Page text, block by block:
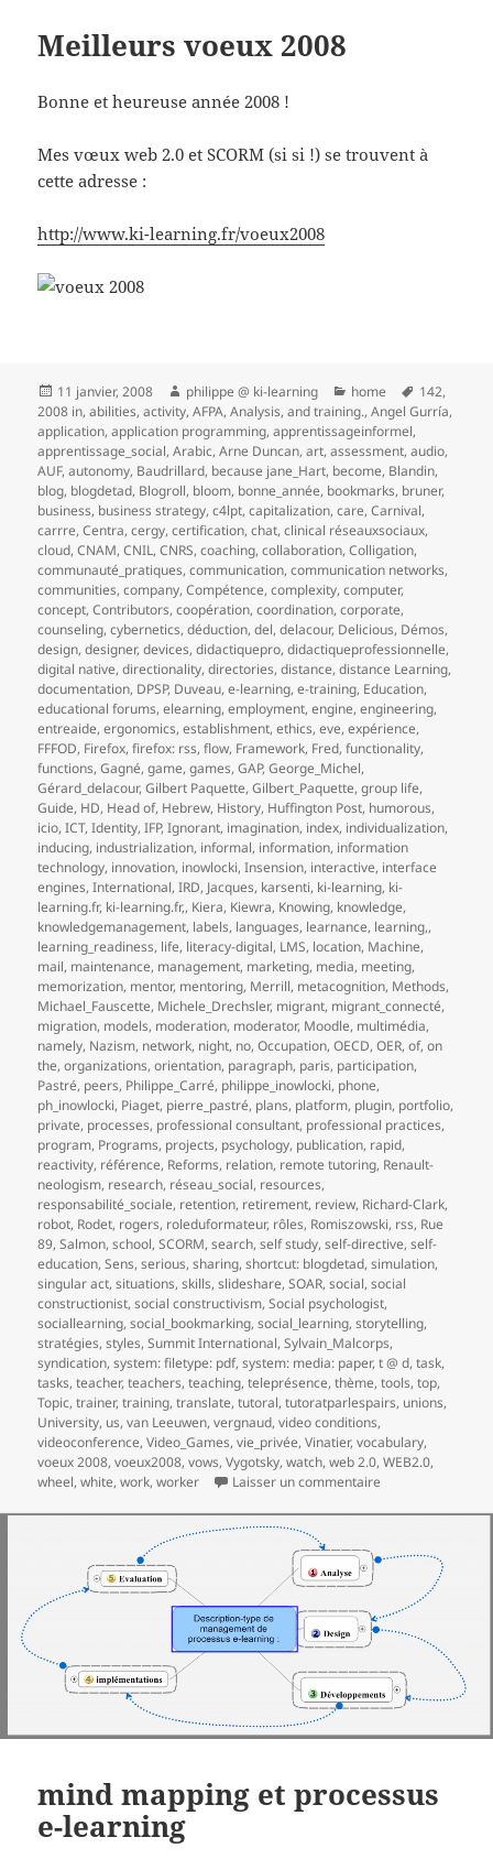
Meilleurs voeux 2008
Bonne et heureuse année 2008 !
Mes vœux web 2.0 et SCORM (si si !) se trouvent à
cette adresse :
http://www.ki-learning.fr/voeux2008
Publié
le
11 janvier, 2008 Auteur
philippe @ ki-learning Catégories
home
Mots-
clés
142,
2008 in,abilities,activity,AFPA,Analysis,and training.,Angel Gurría,
application,application programming,apprentissageinformel,
apprentissage_social,Arabic,Arne Duncan,art,assessment,audio,
AUF,autonomy, Baudrillard, because jane_Hart, become, Blandin,
blog, blogdetad, Blogroll, bloom, bonne_année, bookmarks, bruner,
business, business strategy,c4lpt,capitalization,care,Carnival,
carrre,Centra,cergy,certification,chat,clinical réseauxsociaux,
cloud,CNAM,CNIL,CNRS,coaching,collaboration,Colligation,
communauté_pratiques,communication,communication networks,
communities,company,Compétence,complexity,computer,
concept,Contributors,coopération,coordination,corporate,
counseling,cybernetics,déduction,del,delacour, Delicious, Démos,
design,designer,devices,didactiquepro,didactiqueprofessionnelle,
digital native,directionality,directories,distance,distance Learning,
documentation, DPSP, Duveau,e-learning,e-training, Education,
educational forums,elearning,employment,engine,engineering,
entreaide,ergonomics,establishment,ethics,eve,expérience,
FFFOD, Firefox,firefox: rss,flow, Framework, Fred,functionality,
functions,Gagné,game,games,GAP,George_Michel,
Gérard_delacour,Gilbert Paquette,Gilbert_Paquette,group life,
Guide, HD, Head of, Hebrew, History, Huffington Post, humorous,
icio,ICT,Identity,IFP,Ignorant, imagination, index, individualization,
inducing, industrialization, informal, information, information
technology, innovation, inowlocki,Insension, interactive, interface
engines,International,IRD, Jacques, karsenti, ki-learning, ki-
learning.fr, ki-learning.fr,, Kiera, Kiewra, Knowing, knowledge,
knowledgemanagement, labels, languages, learnance, learning,,
learning_readiness, life, literacy-digital, LMS, location, Machine,
mail, maintenance, management, marketing, media, meeting,
memorization, mentor, mentoring, Merrill, metacognition, Methods,
Michael_Fauscette, Michele_Drechsler, migrant, migrant_connecté,
migration, models, moderation, moderator, Moodle, multimédia,
namely, Nazism, network, night, no,Occupation,OECD,OER,of,on
the,organizations,orientation, paragraph, paris, participation,
Pastré, peers, Philippe_Carré, philippe_inowlocki, phone,
ph_inowlocki, Piaget, pierre_pastré, plans, platform, plugin, portfolio,
private, processes, professional consultant, professional practices,
program, Programs, projects, psychology, publication, rapid,
reactivity, référence, Reforms, relation, remote tutoring, Renault-
neologism, research, réseau_social, resources,
responsabilité_sociale, retention, retirement, review, Richard-Clark,
robot, Rodet, rogers, roleduformateur, rôles, Romiszowski, rss, Rue
89,Salmon,school,SCORM,search,self study,self-directive,self-
education,Sens,serious,sharing,shortcut: blogdetad,simulation,
singular act,situations,skills,slideshare,SOAR,social,social
constructionist,social constructivism,Social psychologist,
sociallearning,social_bookmarking,social_learning,storytelling,
stratégies,styles,Summit International,Sylvain_Malcorps,
syndication,system: filetype: pdf,system: media: paper,t @ d,task,
tasks,teacher,teachers,teaching,teleprésence,thème,tools,top,
Topic,trainer,training,translate,tutoral,tutoratparlespairs, unions,
University, us,van Leeuwen,vergnaud,video conditions,
videoconference,Video_Games,vie_privée,Vinatier,vocabulary,
voeux 2008,voeux2008,vows,Vygotsky,watch,web 2.0,WEB2.0,
wheel,white,work,worker Laisser un commentaire
mind mapping et processus
e-learning